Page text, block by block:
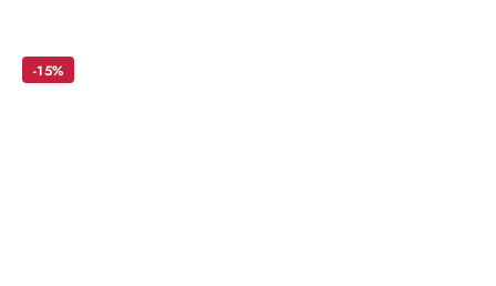
-15%